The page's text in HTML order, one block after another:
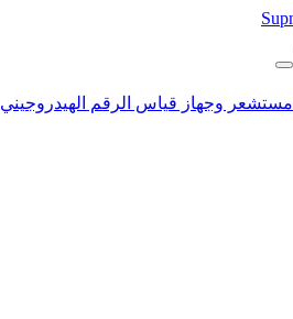
مستشعر وجهاز قياس الرقم الهيدروجيني